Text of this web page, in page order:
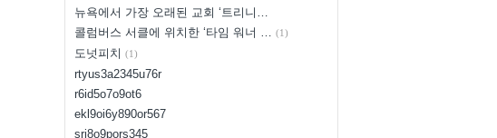
뉴욕에서 가장 오래된 교회 ‘트리니…
콜럼버스 서클에 위치한 ‘타임 워너 … (1)
도넛피치 (1)
rtyus3a2345u76r
r6id5o7o9ot6
ekl9oi6y890or567
sri8o9pors345